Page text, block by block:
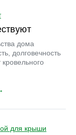
дома
долговечность